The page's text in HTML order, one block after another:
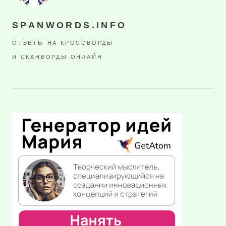
SPANWORDS.INFO
ОТВЕТЫ НА КРОССВОРДЫ
И СКАНВОРДЫ ОНЛАЙН